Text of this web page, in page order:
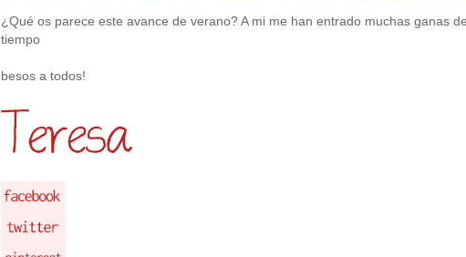
¿Qué os parece este avance de verano? A mi me han entrado muchas ganas
tiempo
besos a todos!